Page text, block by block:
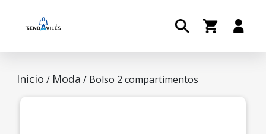
Inicio / Moda / Bolso 2 compartimentos